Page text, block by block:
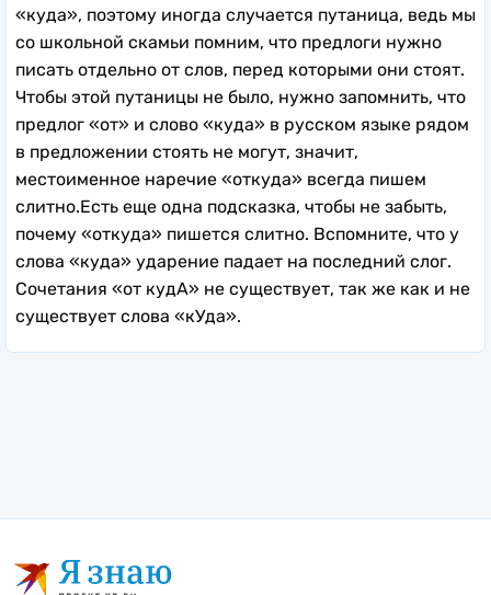
«куда», поэтому иногда случается путаница, ведь мы
со школьной скамьи помним, что предлоги нужно
писать отдельно от слов, перед которыми они стоят.
Чтобы этой путаницы не было, нужно запомнить, что
предлог «от» и слово «куда» в русском языке рядом
в предложении стоять не могут, значит,
местоименное наречие «откуда» всегда пишем
слитно.Есть еще одна подсказка, чтобы не забыть,
почему «откуда» пишется слитно. Вспомните, что у
слова «куда» ударение падает на последний слог.
Сочетания «от кудА» не существует, так же как и не
существует слова «кУда».